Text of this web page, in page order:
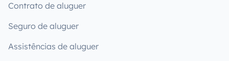
Contrato de aluguer
Seguro de aluguer
Assistências de aluguer